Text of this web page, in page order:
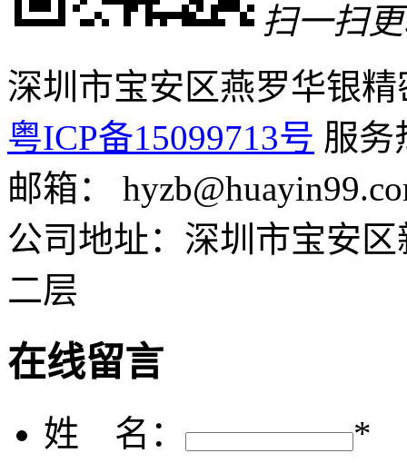
扫一扫
深圳市宝安区燕罗华银
粤ICP备15099713号 服务
邮箱：
公司地址：深圳市宝安
二层
在线留言
姓 名：
*